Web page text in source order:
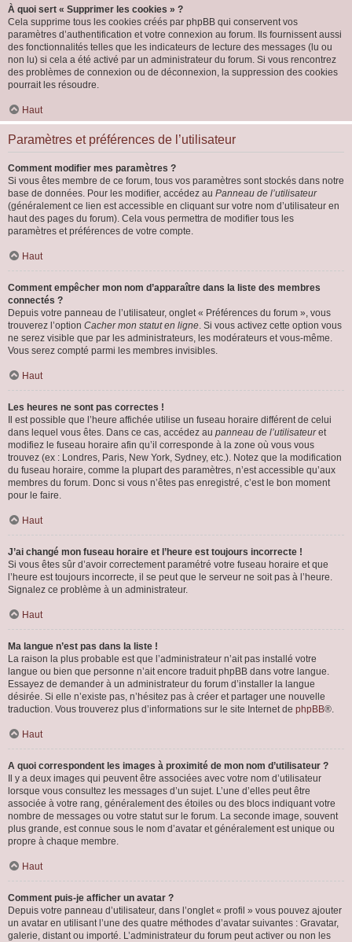
À quoi sert « Supprimer les cookies » ?
Cela supprime tous les cookies créés par phpBB qui conservent vos
paramètres d’authentification et votre connexion au forum. Ils fournissent aussi
des fonctionnalités telles que les indicateurs de lecture des messages (lu ou
non lu) si cela a été activé par un administrateur du forum. Si vous rencontrez
des problèmes de connexion ou de déconnexion, la suppression des cookies
pourrait les résoudre.
Haut
Paramètres et préférences de l’utilisateur
Comment modifier mes paramètres ?
Si vous êtes membre de ce forum, tous vos paramètres sont stockés dans notre
base de données. Pour les modifier, accédez au Panneau de l’utilisateur
(généralement ce lien est accessible en cliquant sur votre nom d’utilisateur en
haut des pages du forum). Cela vous permettra de modifier tous les
paramètres et préférences de votre compte.
Haut
Comment empêcher mon nom d’apparaître dans la liste des membres
connectés ?
Depuis votre panneau de l’utilisateur, onglet « Préférences du forum », vous
trouverez l’option Cacher mon statut en ligne. Si vous activez cette option vous
ne serez visible que par les administrateurs, les modérateurs et vous-même.
Vous serez compté parmi les membres invisibles.
Haut
Les heures ne sont pas correctes !
Il est possible que l’heure affichée utilise un fuseau horaire différent de celui
dans lequel vous êtes. Dans ce cas, accédez au panneau de l’utilisateuret
modifiez le fuseau horaire afin qu’il corresponde à la zone où vous vous
trouvez (ex : Londres, Paris, New York, Sydney, etc.). Notez que la modification
du fuseau horaire, comme la plupart des paramètres, n’est accessible qu’aux
membres du forum. Donc si vous n’êtes pas enregistré, c’est le bon moment
pour le faire.
Haut
J’ai changé mon fuseau horaire et l’heure est toujours incorrecte !
Si vous êtes sûr d’avoir correctement paramétré votre fuseau horaire et que
l’heure est toujours incorrecte, il se peut que le serveur ne soit pas à l’heure.
Signalez ce problème à un administrateur.
Haut
Ma langue n’est pas dans la liste !
La raison la plus probable est que l’administrateur n’ait pas installé votre
langue ou bien que personne n’ait encore traduit phpBB dans votre langue.
Essayez de demander à un administrateur du forum d’installer la langue
désirée. Si elle n’existe pas, n’hésitez pas à créer et partager une nouvelle
traduction. Vous trouverez plus d’informations sur le site Internet de phpBB®.
Haut
A quoi correspondent les images à proximité de mon nom d’utilisateur ?
Il y a deux images qui peuvent être associées avec votre nom d’utilisateur
lorsque vous consultez les messages d’un sujet. L’une d’elles peut être
associée à votre rang, généralement des étoiles ou des blocs indiquant votre
nombre de messages ou votre statut sur le forum. La seconde image, souvent
plus grande, est connue sous le nom d’avatar et généralement est unique ou
propre à chaque membre.
Haut
Comment puis-je afficher un avatar ?
Depuis votre panneau d’utilisateur, dans l’onglet « profil » vous pouvez ajouter
un avatar en utilisant l’une des quatre méthodes d’avatar suivantes : Gravatar,
galerie, distant ou importé. L’administrateur du forum peut activer ou non les